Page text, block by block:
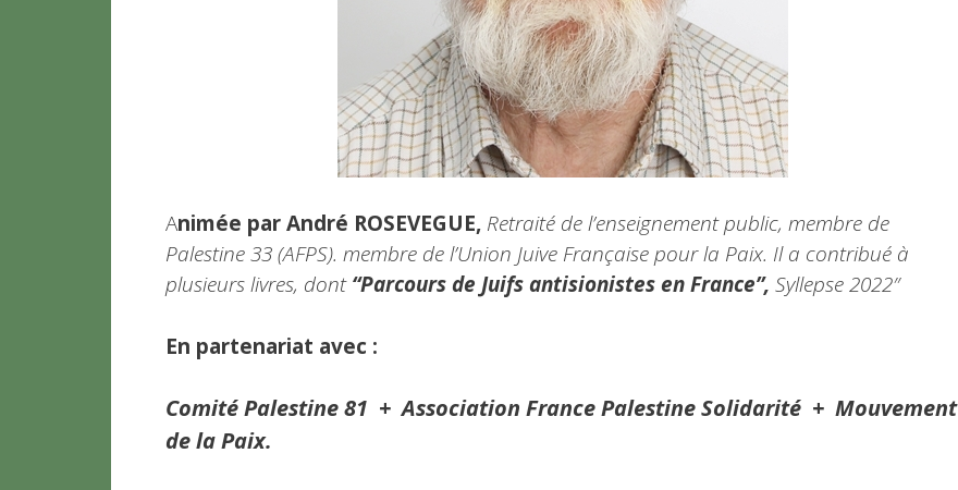
Animée par André ROSEVEGUE, Retraité de l’enseignement public, membre de
Palestine 33 (AFPS). membre de l’Union Juive Française pour la Paix. Il a contribué à
plusieurs livres, dont“Parcours de Juifs antisionistes en France”, Syllepse 2022″
En partenariat avec :
Comité Palestine 81 + Association France Palestine Solidarité + Mouvement
de la Paix.